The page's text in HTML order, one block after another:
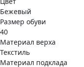
Бежевый
Размер обуви
40
Материал верха
Текстиль
Материал подклада